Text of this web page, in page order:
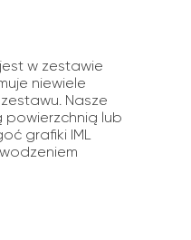
w zestawie
niewiele
Nasze
powierzchnią lub
grafiki IML